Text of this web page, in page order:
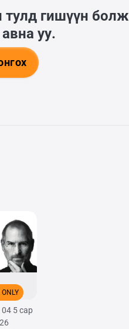
тулд гишүүн болж
уу.
ONLY
04 5 сар